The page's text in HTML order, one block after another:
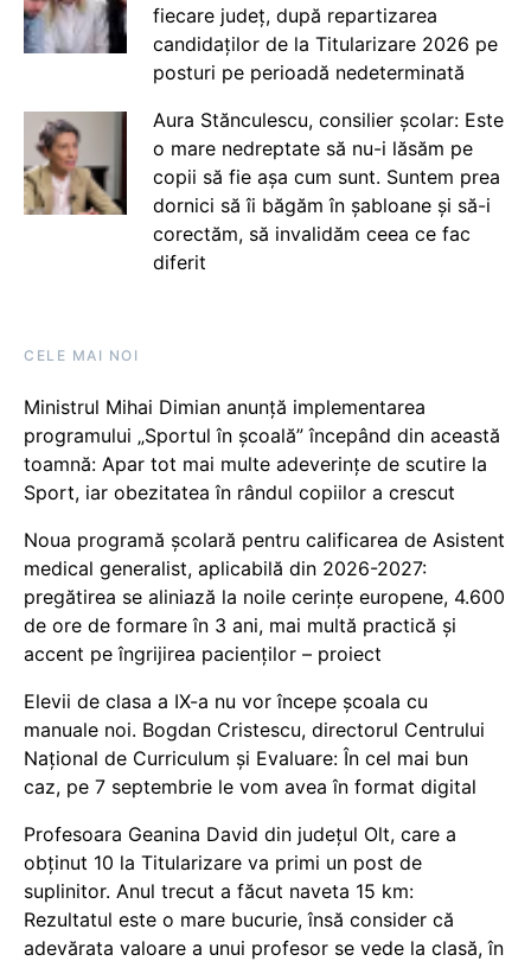
fiecare județ, după repartizarea
candidaților de la Titularizare 2026 pe
posturi pe perioadă nedeterminată
Aura Stănculescu, consilier școlar: Este
o mare nedreptate să nu-i lăsăm pe
copii să fie așa cum sunt. Suntem prea
dornici să îi băgăm în șabloane și să-i
corectăm, să invalidăm ceea ce fac
diferit
CELE MAI NOI
Ministrul Mihai Dimian anunță implementarea
programului „Sportul în școală” începând din această
toamnă: Apar tot mai multe adeverințe de scutire la
Sport, iar obezitatea în rândul copiilor a crescut
Noua programă școlară pentru calificarea de Asistent
medical generalist, aplicabilă din 2026-2027:
pregătirea se aliniază la noile cerințe europene, 4.600
de ore de formare în 3 ani, mai multă practică și
accent pe îngrijirea pacienților – proiect
Elevii de clasa a IX-a nu vor începe școala cu
manuale noi. Bogdan Cristescu, directorul Centrului
Național de Curriculum și Evaluare: În cel mai bun
caz, pe 7 septembrie le vom avea în format digital
Profesoara Geanina David din județul Olt, care a
obținut 10 la Titularizare va primi un post de
suplinitor. Anul trecut a făcut naveta 15 km:
Rezultatul este o mare bucurie, însă consider că
adevărata valoare a unui profesor se vede la clasă, în